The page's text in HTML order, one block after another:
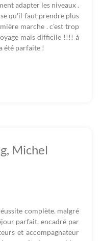
adapter les niveaux .
qu'il faut prendre plus
marche . c'est trop
mais difficile !!!! à
été parfaite !
Michel
complète. malgré
parfait, encadré par
et accompagnateur